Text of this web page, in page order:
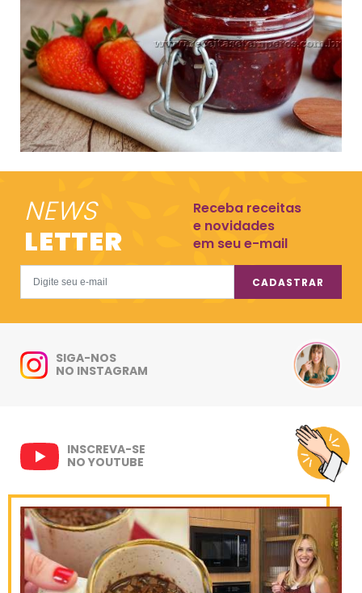
NEWS
LETTER
Receba receitas
e novidades
em seu e-mail
CADASTRAR
SIGA-NOS
NO INSTAGRAM
INSCREVA-SE
NO YOUTUBE